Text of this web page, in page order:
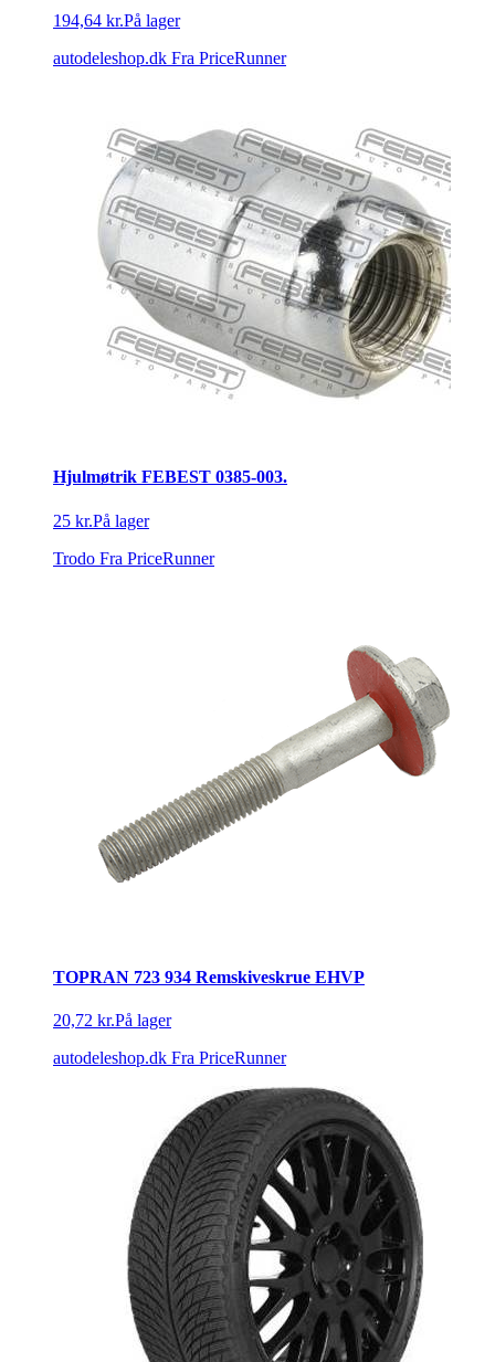
194,64 kr.På lager
autodeleshop.dk Fra PriceRunner
Hjulmøtrik FEBEST 0385-003.
25 kr.På lager
Trodo Fra PriceRunner
TOPRAN 723 934 Remskiveskrue EHVP
20,72 kr.På lager
autodeleshop.dk Fra PriceRunner